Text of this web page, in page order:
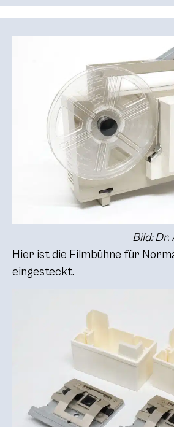
Bild:
Hier ist die Filmbühne für
eingesteckt.